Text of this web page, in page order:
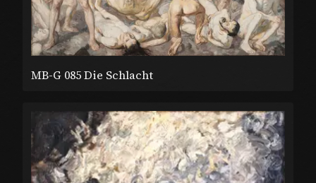
MB-G 085 Die Schlacht